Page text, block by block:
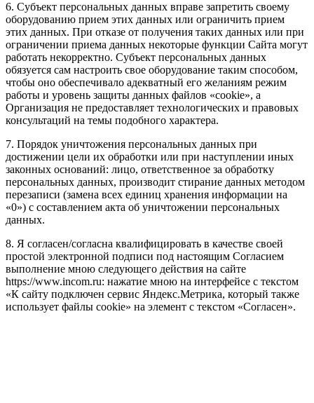
6. Субъект персональных данных вправе запретить своему
оборудованию прием этих данных или ограничить прием
этих данных. При отказе от получения таких данных или при
ограничении приема данных некоторые функции Сайта могут
работать некорректно. Субъект персональных данных
обязуется сам настроить свое оборудование таким способом,
чтобы оно обеспечивало адекватный его желаниям режим
работы и уровень защиты данных файлов «cookie», а
Организация не предоставляет технологических и правовых
консультаций на темы подобного характера.
7. Порядок уничтожения персональных данных при
достижении цели их обработки или при наступлении иных
законных оснований: лицо, ответственное за обработку
персональных данных, производит стирание данных методом
перезаписи (замена всех единиц хранения информации на
«0») с составлением акта об уничтожении персональных
данных.
8. Я согласен/согласна квалифицировать в качестве своей
простой электронной подписи под настоящим Согласием
выполнение мною следующего действия на сайте
https://www.incom.ru: нажатие мною на интерфейсе с текстом
«К сайту подключен сервис Яндекс.Метрика, который также
использует файлы cookie» на элемент с текстом «Согласен».